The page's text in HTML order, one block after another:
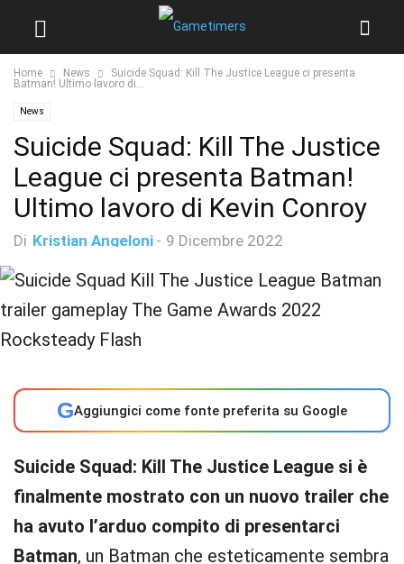
Home News
Suicide Squad: Kill The Justice League ci presenta
Batman! Ultimo lavoro di...
News
Suicide Squad: Kill The Justice
League ci presenta Batman!
Ultimo lavoro di Kevin Conroy
Di Kristian Angeloni - 9 Dicembre 2022
GAggiungici come fonte preferita su Google
Suicide Squad: Kill The Justice League si è
finalmente mostrato con un nuovo trailer che
ha avuto l’arduo compito di presentarci
Batman, un Batman che esteticamente sembra